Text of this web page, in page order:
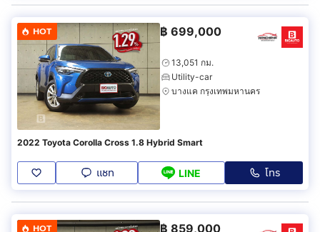
HOT ฿ 699,000
13,051 กม.
Utility-car
บางแค กรุงเทพมหานคร
2022 Toyota Corolla Cross 1.8 Hybrid Smart
แชท LINE โทร
HOT ฿ 859,000